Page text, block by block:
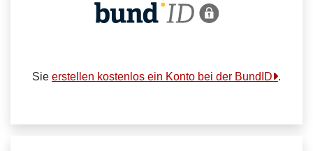
Sie erstellen kostenlos ein Konto bei der BundID .